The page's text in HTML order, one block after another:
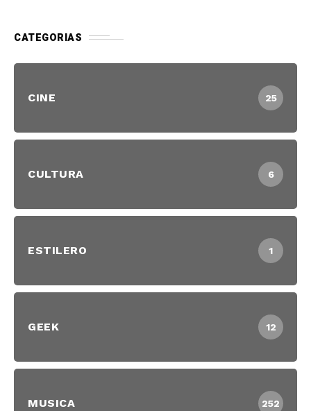
CATEGORIAS
CINE 25
CULTURA 6
ESTILERO 1
GEEK 12
MUSICA 252